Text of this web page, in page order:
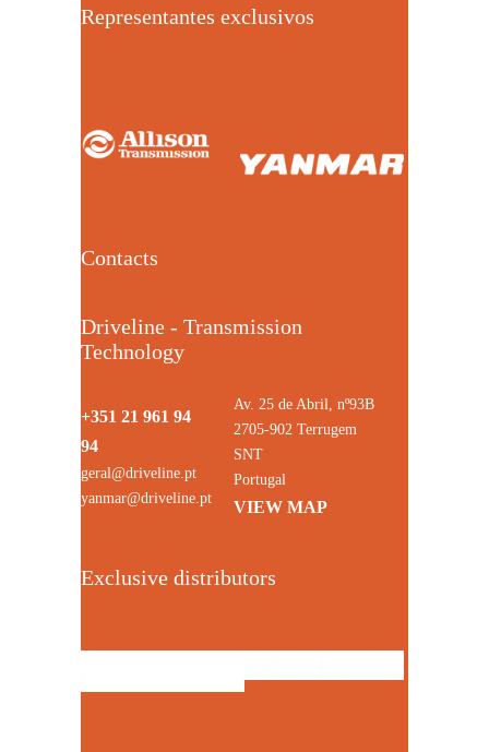
Representantes exclusivos
Contacts
Driveline - Transmission
Technology
+351 21 961 94
94
geral@driveline.pt
yanmar@driveline.pt
Av. 25 de Abril, nº93B
2705-902 Terrugem
SNT
Portugal
VIEW MAP
Exclusive distributors